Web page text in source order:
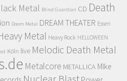
Metal Blind Guardian CD Death
Doom Metal DREAM THEATER Essen
Metal Heavy Rock HELLOWEEN
Köln live Melodic Death Metal
Metalcore METALLICA MIke